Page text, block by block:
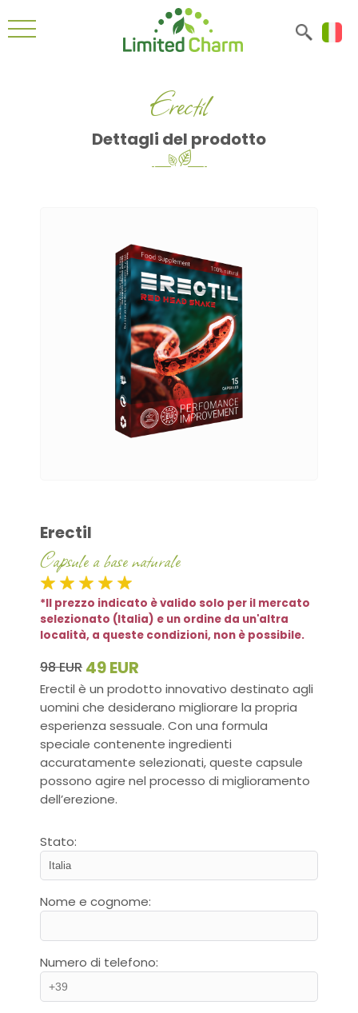
Erectil
Dettagli del prodotto
Erectil
Capsule a base naturale
*Il prezzo indicato è valido solo per il mercato
selezionato (Italia) e un ordine da un'altra
località, a queste condizioni, non è possibile.
98 EUR 49 EUR
Erectil è un prodotto innovativo destinato agli
uomini che desiderano migliorare la propria
esperienza sessuale. Con una formula
speciale contenente ingredienti
accuratamente selezionati, queste capsule
possono agire nel processo di miglioramento
dell’erezione.
Stato:
Nome e cognome:
Numero di telefono: